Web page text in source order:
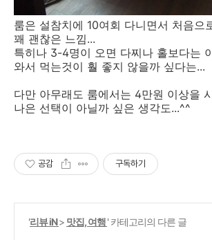
룸은 설참치에 10여회 다니면서 처음으
꽤 괜찮은 느낌...
특히나 3-4명이 오면 다찌나 홀보다는
와서 먹는것이 훨 좋지 않을까 싶다는...
다만 아무래도 룸에서는 4만원 이상을
나은 선택이 아닐까 싶은 생각도...^^
공감 구독하기
'리뷰 iN> 맛집, 여행' 카테고리의 다른 글